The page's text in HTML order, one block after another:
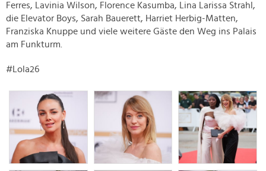
Ferres, Lavinia Wilson, Florence Kasumba, Lina Larissa Strahl,
die Elevator Boys, Sarah Bauerett, Harriet Herbig-Matten,
Franziska Knuppe und viele weitere Gäste den Weg ins Palais
am Funkturm.
#Lola26